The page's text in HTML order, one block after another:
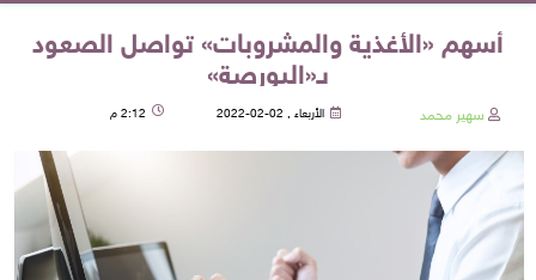
أسهم «الأغذية والمشروبات» تواصل الصعود
بـ«البورصة»
سهير محمد الأربعاء , 02-02-2022 2:12 م